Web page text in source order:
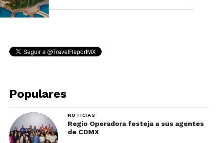
Populares
NOTICIAS
Regio Operadora festeja a sus agentes
de CDMX